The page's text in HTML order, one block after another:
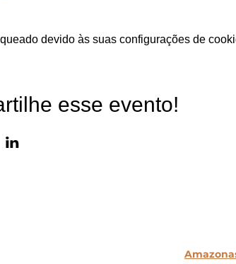
devido às suas configurações de
esse evento!